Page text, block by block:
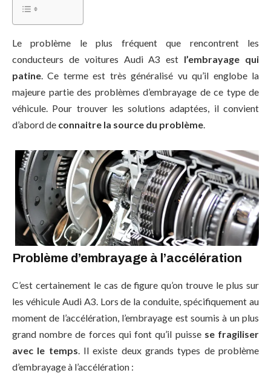
Le problème le plus fréquent que rencontrent les
conducteurs de voitures Audi A3 est l’embrayage qui
patine . Ce terme est très généralisé vu qu’il englobe la
majeure partie des problèmes d’embrayage de ce type de
véhicule. Pour trouver les solutions adaptées, il convient
d’abord de connaitre la source du problème
Problème d’embrayage à l’accélération
C’est certainement le cas de figure qu’on trouve le plus sur
les véhicule Audi A3. Lors de la conduite, spécifiquement au
moment de l’accélération, l’embrayage est soumis à un plus
grand nombre de forces qui font qu’il puisse se fragiliser
avec le temps . Il existe deux grands types de problème
d’embrayage à l’accélération :